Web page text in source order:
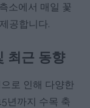
소에서 매일 꽃
공합니다.
최근 동향
로 인해 다양한
년까지 수목 축